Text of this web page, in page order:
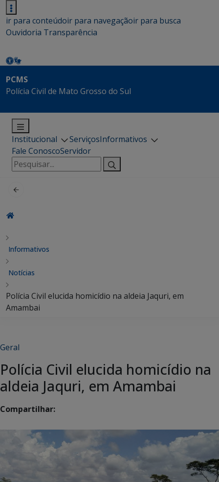
ir para conteúdoir para navegaçãoir para busca
Ouvidoria Transparência
PCMS
Polícia Civil de Mato Grosso do Sul
Institucional ServiçosInformativos
Fale ConoscoServidor
Pesquisar
por:
Informativos
Notícias
Polícia Civil elucida homicídio na aldeia Jaquri, em
Amambai
Geral
Polícia Civil elucida homicídio na
aldeia Jaquri, em Amambai
Compartilhar: